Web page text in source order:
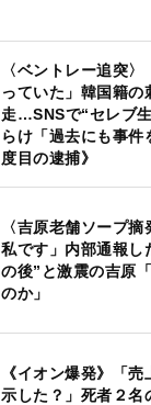
〈ベントレー追突
っていた」韓国籍
走…SNSで“セレブ
らけ「過去にも事
度目の逮捕》
〈吉原老舗ソープ
私です」内部通報し
の後”と激震の吉原
のか」
《イオン爆発》「
示した？」死者２名